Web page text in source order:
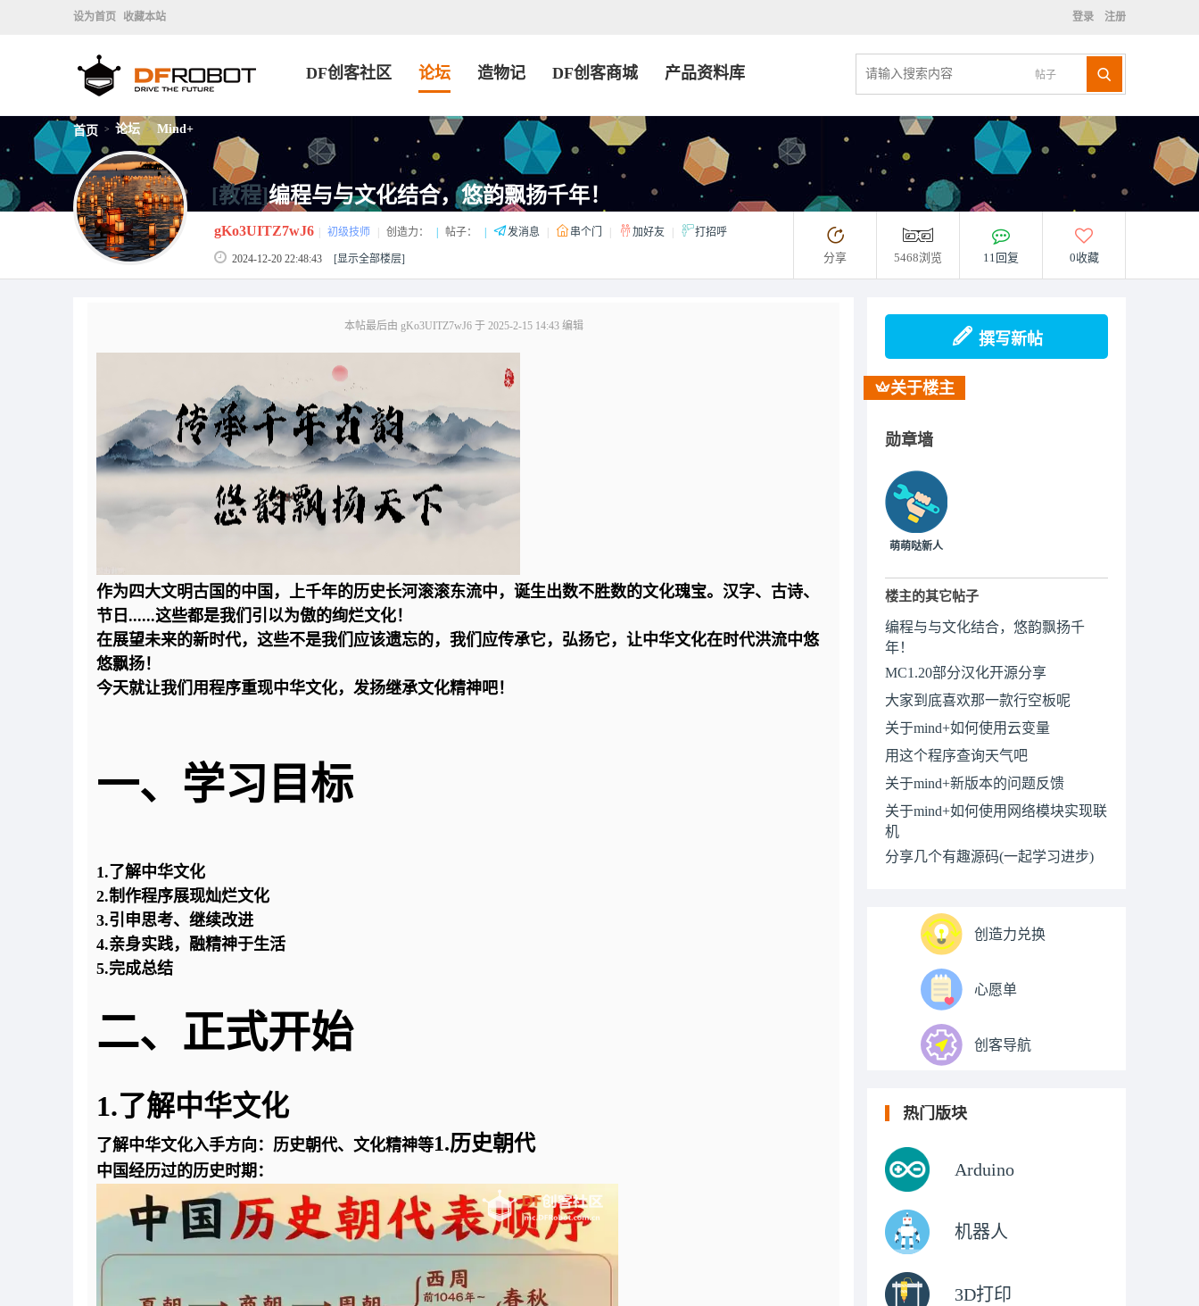
设为首页 收藏本站 登录 注册
帖子
DF创客社区 论坛 造物记 DF创客商城 产品资料库
首页 > 论坛 > Mind+
[教程]编程与与文化结合，悠韵飘扬千年！
gKo3UITZ7wJ6 初级技师 创造力： 帖子： 发消息 串个门 加好友 打招呼
2024-12-20 22:48:43 [显示全部楼层] 分享 5468浏览 11回复 0收藏
本帖最后由 gKo3UITZ7wJ6 于 2025-2-15 14:43 编辑
作为四大文明古国的中国，上千年的历史长河滚滚东流中，诞生出数不胜数的文化瑰宝。汉字、古诗、
节日......这些都是我们引以为傲的绚烂文化！
在展望未来的新时代，这些不是我们应该遗忘的，我们应传承它，弘扬它，让中华文化在时代洪流中悠
悠飘扬！
今天就让我们用程序重现中华文化，发扬继承文化精神吧！
一、学习目标
1.了解中华文化
2.制作程序展现灿烂文化
3.引申思考、继续改进
4.亲身实践，融精神于生活
5.完成总结
二、正式开始
1.了解中华文化
了解中华文化入手方向：历史朝代、文化精神等1.历史朝代
中国经历过的历史时期：
撰写新帖
关于楼主
勋章墙
萌萌哒新人
楼主的其它帖子
编程与与文化结合，悠韵飘扬千
年！
MC1.20部分汉化开源分享
大家到底喜欢那一款行空板呢
关于mind+如何使用云变量
用这个程序查询天气吧
关于mind+新版本的问题反馈
关于mind+如何使用网络模块实现联
机
分享几个有趣源码(一起学习进步)
创造力兑换
心愿单
创客导航
热门版块
Arduino
机器人
3D打印